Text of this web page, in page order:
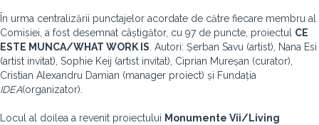
În urma centralizării punctajelor acordate de către fiecare membru al
Comisiei, a fost desemnat câștigător, cu 97 de puncte, proiectul CE
ESTE MUNCA/WHAT WORK IS . Autori: Șerban Savu (artist), Nana Esi
(artist invitat), Sophie Keij (artist invitat), Ciprian Mureșan (curator),
Cristian Alexandru Damian (manager proiect) și Fundația
IDEA(organizator).
Locul al doilea a revenit proiectului Monumente Vii/Living